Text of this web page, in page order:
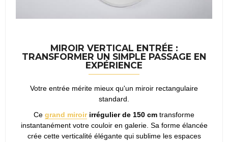
MIROIR VERTICAL ENTRÉE :
TRANSFORMER UN SIMPLE PASSAGE EN
EXPÉRIENCE
Votre entrée mérite mieux qu'un miroir rectangulaire
standard.
Ce grand miroirirrégulier de 150 cm transforme
instantanément votre couloir en galerie. Sa forme élancée
crée cette verticalité élégante qui sublime les espaces